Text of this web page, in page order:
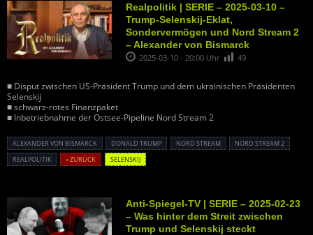
Realpolitik | SERIE – 2025-03-10 –
Trump-Selenskij-Eklat,
Sondervermögen und Nord Stream 2
– Alexander von Bismarck
2025-03-10 - 20:00 Uhr 49
■ Disput zwischen US-Präsident Trump und dem ukrainischen Präsidenten
Selenskij
■ schwarz-rotes Finanzpaket
■ Inbetriebnahme der Ostsee-Pipeline Nord Stream 2
ALEXANDER VON BISMARCK DONALD TRUMP NORD STREAM
NORD STREAM 2
REALPOLITIK
« ZURÜCK SELENSKIJ
Anti-Spiegel-TV | SERIE – 2025-02-23
– Was hinter dem Streit zwischen
Trump und Selenskij steckt